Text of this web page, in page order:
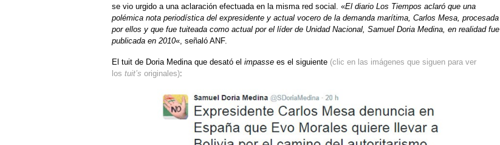
se vio urgido a una aclaración efectuada en la misma red social. «El diario Los Tiempos aclaró que una
polémica nota periodística del expresidente y actual vocero de la demanda marítima, Carlos Mesa, procesada
por ellos y que fue tuiteada como actual por el líder de Unidad Nacional, Samuel Doria Medina, en realidad fue
publicada en 2010«, señaló ANF.
El tuit de Doria Medina que desató el impasse es el siguiente (clic en las imágenes que siguen para ver
los tuit’s originales):